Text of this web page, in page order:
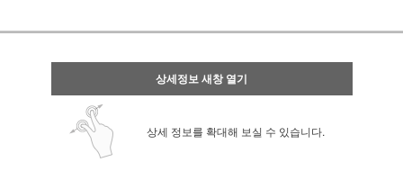
상세정보 새창 열기
상세 정보를 확대해 보실 수 있습니다.